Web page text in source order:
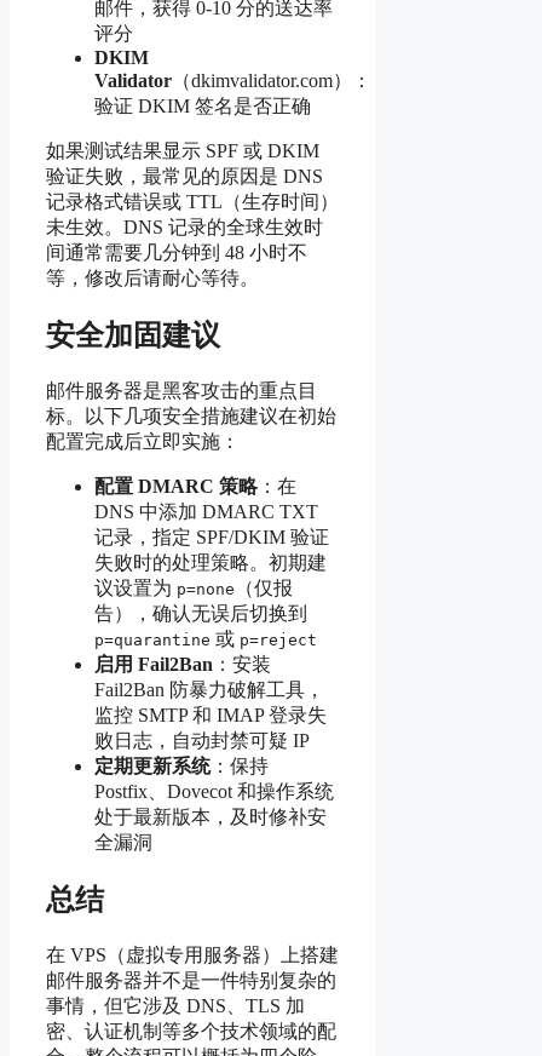
邮件，获得 0-10 分的送达率
评分
DKIM
Validator （dkimvalidator.com）：
验证 DKIM 签名是否正确
如果测试结果显示 SPF 或 DKIM
验证失败，最常见的原因是 DNS
记录格式错误或 TTL（生存时间）
未生效。DNS 记录的全球生效时
间通常需要几分钟到 48 小时不
等，修改后请耐心等待。
安全加固建议
邮件服务器是黑客攻击的重点目
标。以下几项安全措施建议在初始
配置完成后立即实施：
配置 DMARC 策略：在
DNS 中添加 DMARC TXT
记录，指定 SPF/DKIM 验证
失败时的处理策略。初期建
议设置为 p=none
（仅报
告），确认无误后切换到
p=quarantine 或 p=reject
启用 Fail2Ban ：安装
Fail2Ban 防暴力破解工具，
监控 SMTP 和 IMAP 登录失
败日志，自动封禁可疑 IP
定期更新系统：保持
Postfix、Dovecot 和操作系统
处于最新版本，及时修补安
全漏洞
总结
在 VPS（虚拟专用服务器）上搭建
邮件服务器并不是一件特别复杂的
事情，但它涉及 DNS、TLS 加
密、认证机制等多个技术领域的配